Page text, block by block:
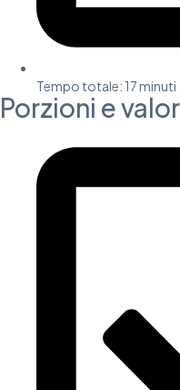
Tempo totale: 17 minuti
Porzioni e